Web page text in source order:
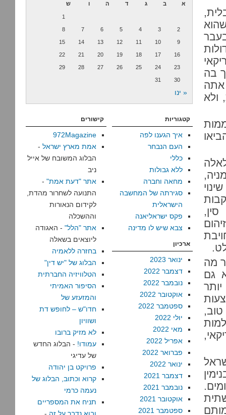
בה
אתה
ולא
מה
גם
א ב ג ד ה ו ש
1
2
3
4
5
6
7
8
9
10
11
12
13
14
15
16
17
18
19
20
21
22
23
24
25
26
27
28
29
30
31
« ינו
קטגוריות
איך הגענו לפה
העם הנבחר
כללי
ללא גבולות
מחאה וחברה
סגירתה של המחשבה
הישראלית
פקס ישראליאנה
צבא שיש לו מדינה
ארכיון
ינואר 2023
דצמבר 2022
נובמבר 2022
אוקטובר 2022
ספטמבר 2022
יולי 2022
מאי 2022
אפריל 2022
פברואר 2022
ינואר 2022
דצמבר 2021
נובמבר 2021
אוקטובר 2021
ספטמבר 2021
קישורים
972Magazine
אמת מארץ ישראל -
הבלוג המשובח של אייל
ניב
אתר "דעת אמת" -
התנועה לשחרור מהדת,
לקידום הנאורות
וההשכלה
אתר "הלל" - האגודה
ליוצאים בשאלה
בחזרה ללאמיה
הבלוג של "יש דין"
הטלוויזיה החברתית
הסיפור האמיתי
והמזעזע של
חדו"ש – לחופש דת
ושוויון
לא מזיק ברובו
עמודו! - הבלוג החדש
של עדיגי
פרויקט בן יהודה
קרוא וכתוב, הבלוג של
נעמה כרמי
תניח את המספריים